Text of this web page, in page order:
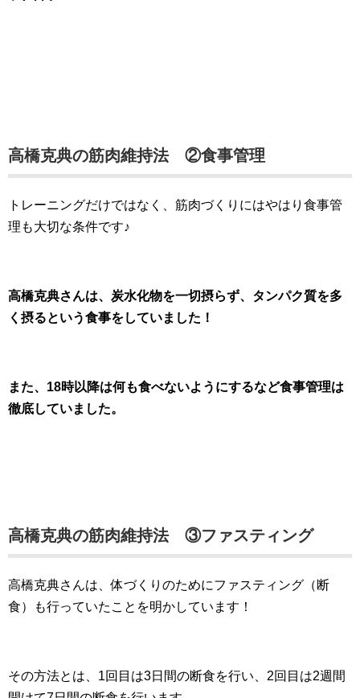
高橋克典の筋肉維持法 ②食事管理
トレーニングだけではなく、筋肉づくりにはやはり食事管
理も大切な条件です♪
高橋克典さんは、炭水化物を一切摂らず、タンパク質を多
く摂るという食事をしていました！
また、18時以降は何も食べないようにするなど食事管理は
徹底していました。
高橋克典の筋肉維持法 ③ファスティング
高橋克典さんは、体づくりのためにファスティング（断
食）も行っていたことを明かしています！
その方法とは、1回目は3日間の断食を行い、2回目は2週間